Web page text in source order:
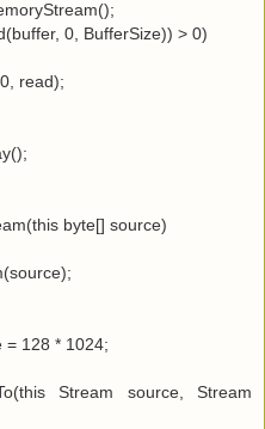
0, BufferSize)) > 0)
read);
byte[] source)
= 128 * 1024;
Stream source, Stream